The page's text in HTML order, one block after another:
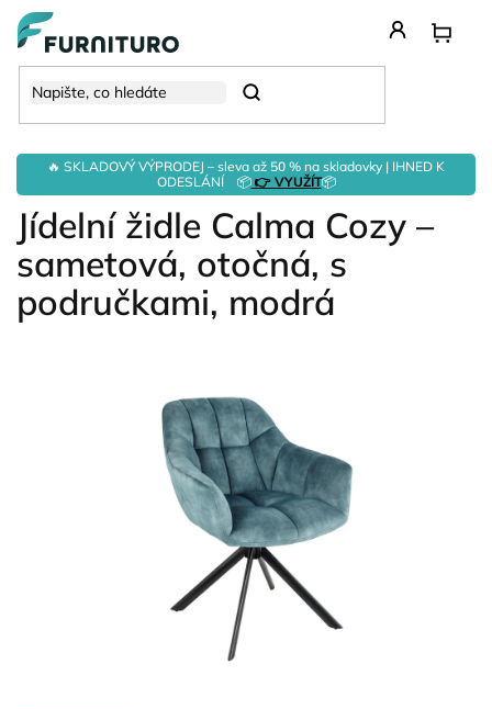
Přejít
obsah
🔥 SKLADOVÝ VÝPRODEJ – sleva až 50 % na skladovky | IHNED K
ODESLÁNÍ 📦👉 VYUŽÍT📦
Hledat
Jídelní židle Calma Cozy –
sametová, otočná, s
područkami, modrá